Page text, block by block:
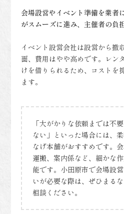
会場設営やイベント準備を業者
がスムーズに進み、主催者の負
イベント設営会社は設営から撤
面、費用はやや高めです。レン
けを借りられるため、コストを
ます。
「大がかりな依頼までは不
ない」といった場合には、
なげ本舗がおすすめです。
運搬、案内係など、細かな
能です。小田原市で会場設
いが必要な際は、ぜひまる
相談ください。